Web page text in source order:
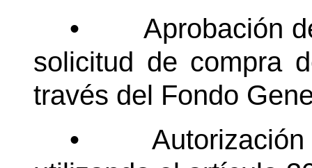
•
Aprobación
solicitud de compra
través del Fondo
•